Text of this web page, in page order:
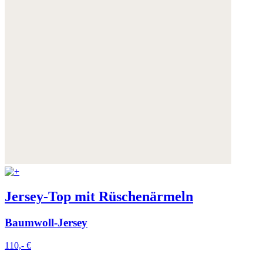
Jersey-Top mit Rüschenärmeln
Baumwoll-Jersey
110,- €